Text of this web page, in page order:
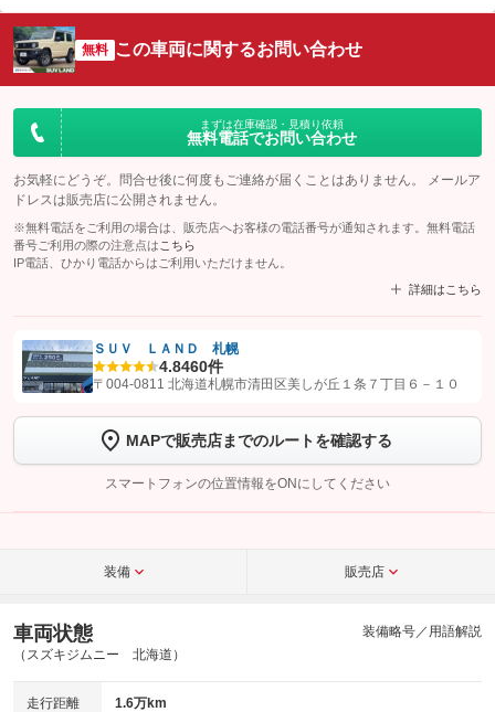
無料 この車両に関するお問い合わせ
まずは在庫確認・見積り依頼
無料電話でお問い合わせ
お気軽にどうぞ。問合せ後に何度もご連絡が届くことはありません。 メールア
ドレスは販売店に公開されません。
※無料電話をご利用の場合は、販売店へお客様の電話番号が通知されます。無料電話
番号ご利用の際の注意点は こちら
IP電話、ひかり電話からはご利用いただけません。
詳細はこちら
【STEP1】認証画面でグーネットを友だち追加してから「許可する」ボタンを押
トーク画面で
ボタンをタップして問い合わせを
完了してください。
こちら
ＳＵＶ ＬＡＮＤ 札幌
4.8460件
〒004-0811 北海道札幌市清田区美しが丘１条７丁目６－１０
MAPで販売店までのルートを確認する
スマートフォンの位置情報をONにしてください
装備 販売店
車両状態
（スズキジムニー 北海道）
装備略号／用語解説
走行距離 1.6万km